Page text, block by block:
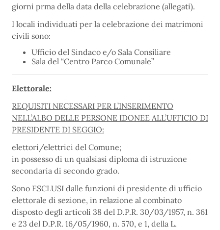
giorni prma della data della celebrazione (allegati).
I locali individuati per la celebrazione dei matrimoni
civili sono:
Ufficio del Sindaco e/o Sala Consiliare
Sala del “Centro Parco Comunale”
Elettorale:
REQUISITI NECESSARI PER L’INSERIMENTO
NELL’ALBO DELLE PERSONE IDONEE ALL’UFFICIO DI
PRESIDENTE DI SEGGIO:
elettori/elettrici del Comune;
in possesso di un qualsiasi diploma di istruzione
secondaria di secondo grado.
Sono ESCLUSI dalle funzioni di presidente di ufficio
elettorale di sezione, in relazione al combinato
disposto degli articoli 38 del D.P.R. 30/03/1957, n. 361
e 23 del D.P.R. 16/05/1960, n. 570, e 1, della L.